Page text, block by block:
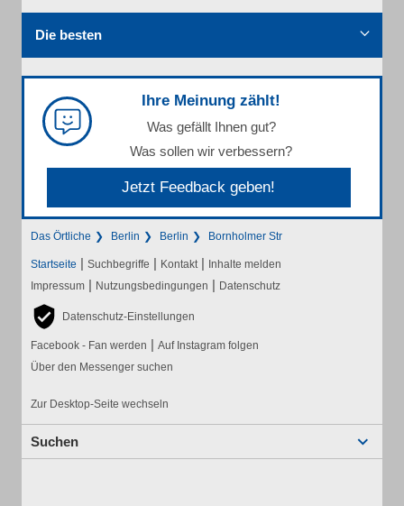
Die besten
Ihre Meinung zählt!
Was gefällt Ihnen gut?
Was sollen wir verbessern?
Jetzt Feedback geben!
Das Örtliche Berlin Berlin Bornholmer Str
Startseite | Suchbegriffe | Kontakt | Inhalte melden
Impressum | Nutzungsbedingungen | Datenschutz
Datenschutz-Einstellungen
Facebook - Fan werden | Auf Instagram folgen
Über den Messenger suchen
Zur Desktop-Seite wechseln
Suchen